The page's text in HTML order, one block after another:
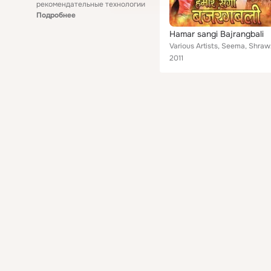
рекомендательные технологии
Подробнее
Hamar sangi Bajrangbali
Various
2011